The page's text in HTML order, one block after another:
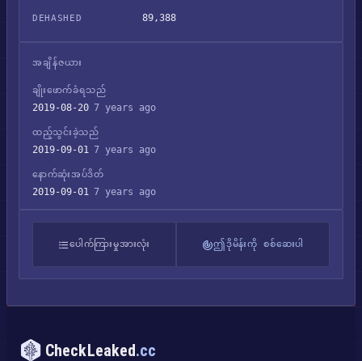
DEHASHED 89,388
အချိန်ဇယား
ချိုးဖောက်ခံရသည်
2019-08-20 7 years ago
ထည့်သွင်းခဲ့သည်
2019-09-01 7 years ago
နောက်ဆုံးအပ်ဒိတ်
2019-09-01 7 years ago
ပေါက်ကြားမှုအားလုံး ဤဒိုမိန်းကို စစ်ဆေးပါ
CheckLeaked.cc